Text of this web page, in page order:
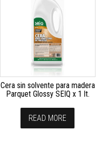
Cera sin solvente para madera
Parquet Glossy SEIQ x 1 lt.
READ MORE